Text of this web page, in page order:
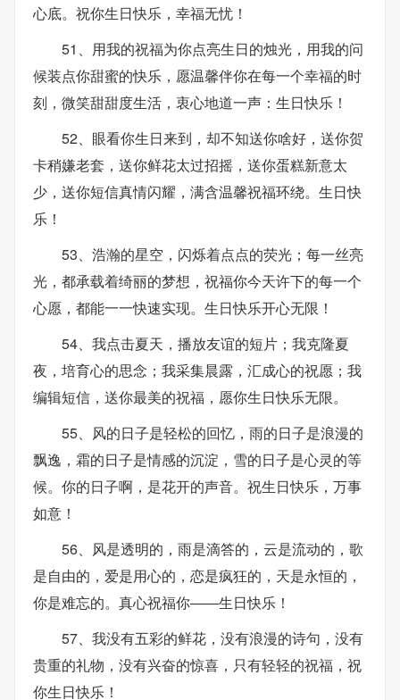
心底。祝你生日快乐，幸福无忧！
51、用我的祝福为你点亮生日的烛光，用我的问
候装点你甜蜜的快乐，愿温馨伴你在每一个幸福的时
刻，微笑甜甜度生活，衷心地道一声：生日快乐！
52、眼看你生日来到，却不知送你啥好，送你贺
卡稍嫌老套，送你鲜花太过招摇，送你蛋糕新意太
少，送你短信真情闪耀，满含温馨祝福环绕。生日快
乐！
53、浩瀚的星空，闪烁着点点的荧光；每一丝亮
光，都承载着绮丽的梦想，祝福你今天许下的每一个
心愿，都能一一快速实现。生日快乐开心无限！
54、我点击夏天，播放友谊的短片；我克隆夏
夜，培育心的思念；我采集晨露，汇成心的祝愿；我
编辑短信，送你最美的祝福，愿你生日快乐无限。
55、风的日子是轻松的回忆，雨的日子是浪漫的
飘逸，霜的日子是情感的沉淀，雪的日子是心灵的等
候。你的日子啊，是花开的声音。祝生日快乐，万事
如意！
56、风是透明的，雨是滴答的，云是流动的，歌
是自由的，爱是用心的，恋是疯狂的，天是永恒的，
你是难忘的。真心祝福你――生日快乐！
57、我没有五彩的鲜花，没有浪漫的诗句，没有
贵重的礼物，没有兴奋的惊喜，只有轻轻的祝福，祝
你生日快乐！